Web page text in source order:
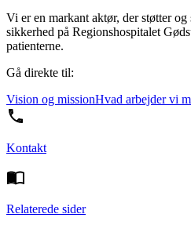
Vi er en markant aktør, der støtter
sikkerhed på Regionshospitalet
patienterne.
Gå direkte til:
Vision og missionHvad arbejder vi
Kontakt
Relaterede sider